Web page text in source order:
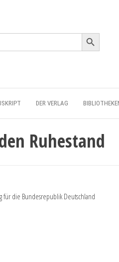
Search Button
DER VERLAG
Ruhestand
die Bundesrepublik Deutschland